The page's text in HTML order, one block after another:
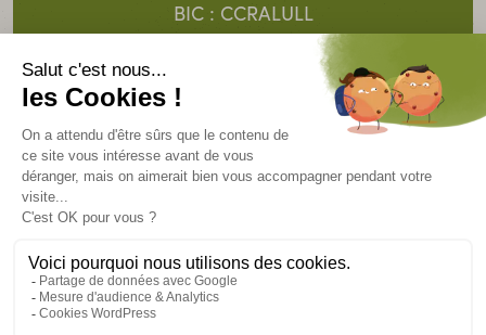
BIC : CCRALULL
Banque Spuerkeess
LU91 0019 5055 8313 4000
© 2025 SOS Faim Luxembourg Action pour le